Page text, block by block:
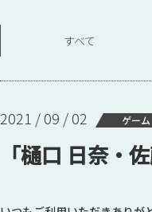
すべて
2021 / 09 / 02 ゲーム
「樋口 日奈・